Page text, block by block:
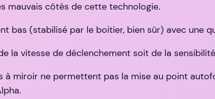
mauvais côtés de cette technologie.
bas (stabilisé par le boitier, bien sûr) avec une
la vitesse de déclenchement soit de la sensibilité
à miroir ne permettent pas la mise au point